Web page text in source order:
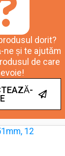
dorit?
ne și te ajutăm
de care